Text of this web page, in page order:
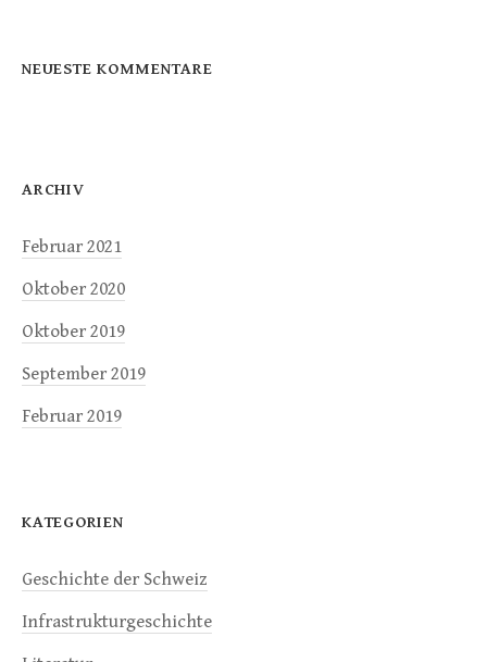
NEUESTE KOMMENTARE
ARCHIV
Februar 2021
Oktober 2020
Oktober 2019
September 2019
Februar 2019
KATEGORIEN
Geschichte der Schweiz
Infrastrukturgeschichte